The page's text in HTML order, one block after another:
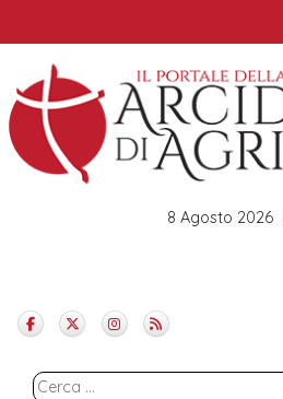
to
content
8 Agosto 2026
Ricerca